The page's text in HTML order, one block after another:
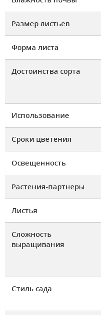
Размер листьев
Форма листа
Достоинства сорта
Использование
Сроки цветения
Освещенность
Растения-партнеры
Листья
Сложность
выращивания
Стиль сада